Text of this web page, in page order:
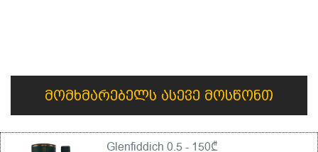
მომხმარებელს ასევე მოსწონთ
Glenfiddich 0.5 - 150₾